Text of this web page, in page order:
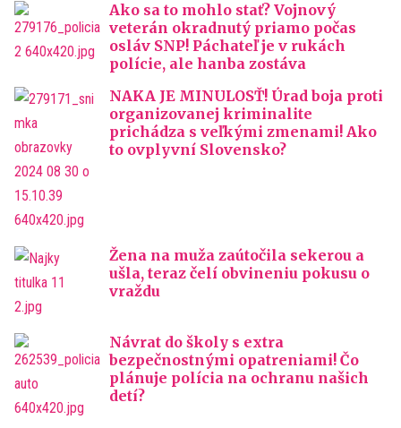
Ako sa to mohlo stať? Vojnový
veterán okradnutý priamo počas
osláv SNP! Páchateľ je v rukách
polície, ale hanba zostáva
NAKA JE MINULOSŤ! Úrad boja proti
organizovanej kriminalite
prichádza s veľkými zmenami! Ako
to ovplyvní Slovensko?
Žena na muža zaútočila sekerou a
ušla, teraz čelí obvineniu pokusu o
vraždu
Návrat do školy s extra
bezpečnostnými opatreniami! Čo
plánuje polícia na ochranu našich
detí?